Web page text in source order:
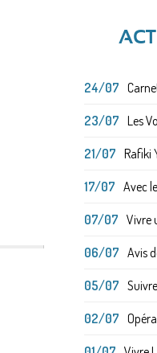
24/07
23/07 Les
21/07 Rafiki
17/07 Avec
07/07 Vivre
06/07 Avis
05/07
02/07